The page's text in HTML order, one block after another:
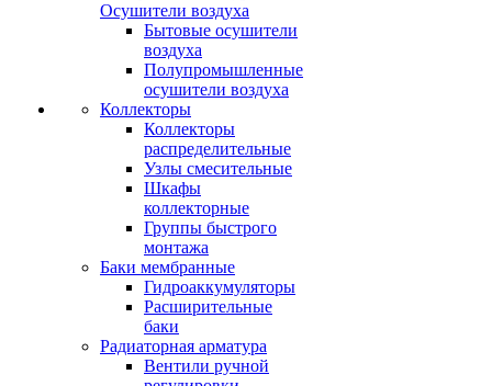
Осушители воздуха
Бытовые осушители
воздуха
Полупромышленные
осушители воздуха
Коллекторы
Коллекторы
распределительные
Узлы смесительные
Шкафы
коллекторные
Группы быстрого
монтажа
Баки мембранные
Гидроаккумуляторы
Расширительные
баки
Радиаторная арматура
Вентили ручной